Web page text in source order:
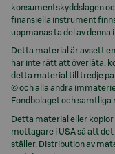
konsumentskyddslagen
finansiella instrument
uppmanas ta del av
Detta material är avsett
har inte rätt att överlåta,
detta material till tredje
© och alla andra
Fondbolaget och
Detta material eller kopior
mottagare i USA så att
ställer. Distribution av